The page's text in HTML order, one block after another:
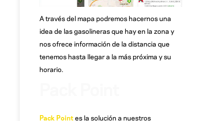
A través del mapa podremos hacernos una
idea de las gasolineras que hay en la zona y
nos ofrece información de la distancia que
tenemos hasta llegar a la más próxima y su
horario.
Pack Pointes la solución a nuestros